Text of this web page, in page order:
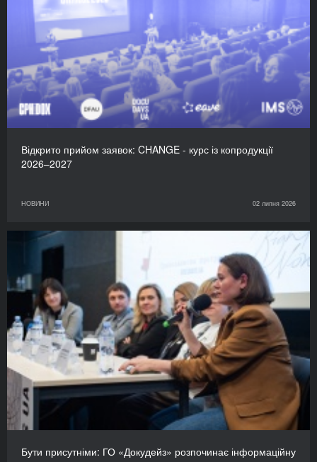
Відкрито прийом заявок: CHANGE - курс із копродукції
2026–2027
НОВИНИ 02 липня 2026
Бути присутніми: ГО «Докудейз» розпочинає інформаційну